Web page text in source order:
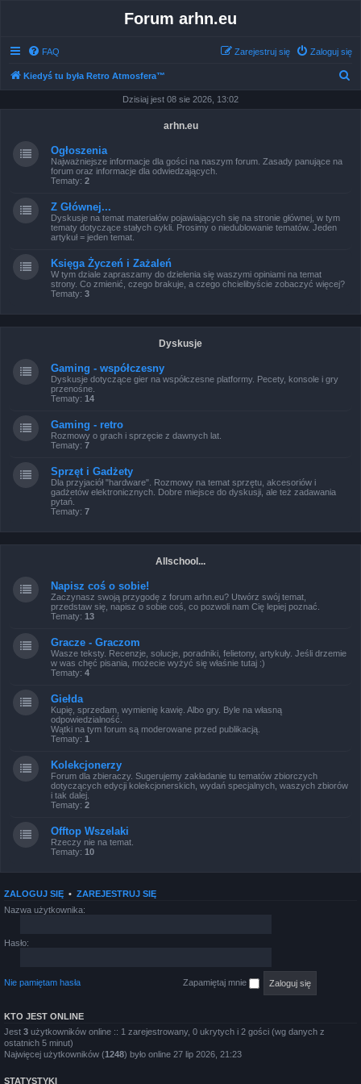
Forum arhn.eu
FAQ Zaloguj się
Zarejestruj się
Kiedyś tu była Retro Atmosfera™
Dzisiaj jest 08 sie 2026, 13:02
arhn.eu
Ogłoszenia
Najważniejsze informacje dla gości na naszym forum. Zasady panujące na
forum oraz informacje dla odwiedzających.
Tematy: 2
Z Głównej...
Dyskusje na temat materiałów pojawiających się na stronie głównej, w tym
tematy dotyczące stałych cykli. Prosimy o niedublowanie tematów. Jeden
artykuł = jeden temat.
Księga Życzeń i Zażaleń
W tym dziale zapraszamy do dzielenia się waszymi opiniami na temat
strony. Co zmienić, czego brakuje, a czego chcielibyście zobaczyć więcej?
Tematy: 3
Dyskusje
Gaming - współczesny
Dyskusje dotyczące gier na współczesne platformy. Pecety, konsole i gry
przenośne.
Tematy: 14
Gaming - retro
Rozmowy o grach i sprzęcie z dawnych lat.
Tematy: 7
Sprzęt i Gadżety
Dla przyjaciół "hardware". Rozmowy na temat sprzętu, akcesoriów i
gadżetów elektronicznych. Dobre miejsce do dyskusji, ale też zadawania
pytań.
Tematy: 7
Allschool...
Napisz coś o sobie!
Zaczynasz swoją przygodę z forum arhn.eu? Utwórz swój temat,
przedstaw się, napisz o sobie coś, co pozwoli nam Cię lepiej poznać.
Tematy: 13
Gracze - Graczom
Wasze teksty. Recenzje, solucje, poradniki, felietony, artykuły. Jeśli drzemie
w was chęć pisania, możecie wyżyć się właśnie tutaj :)
Tematy: 4
Giełda
Kupię, sprzedam, wymienię kawię. Albo gry. Byle na własną
odpowiedzialność.
Wątki na tym forum są moderowane przed publikacją.
Tematy: 1
Kolekcjonerzy
Forum dla zbieraczy. Sugerujemy zakładanie tu tematów zbiorczych
dotyczących edycji kolekcjonerskich, wydań specjalnych, waszych zbiorów
i tak dalej.
Tematy: 2
Offtop Wszelaki
Rzeczy nie na temat.
Tematy: 10
ZALOGUJ SIĘ • ZAREJESTRUJ SIĘ
Nazwa użytkownika:
Hasło:
Nie pamiętam hasła Zapamiętaj mnie
KTO JEST ONLINE
Jest 3 użytkowników online :: 1 zarejestrowany, 0 ukrytych i 2 gości (wg danych z
ostatnich 5 minut)
Najwięcej użytkowników (1248) było online 27 lip 2026, 21:23
STATYSTYKI